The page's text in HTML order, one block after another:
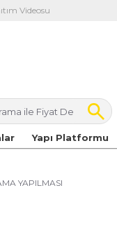
Videosu
Yapı Platformu
YAPILMASI